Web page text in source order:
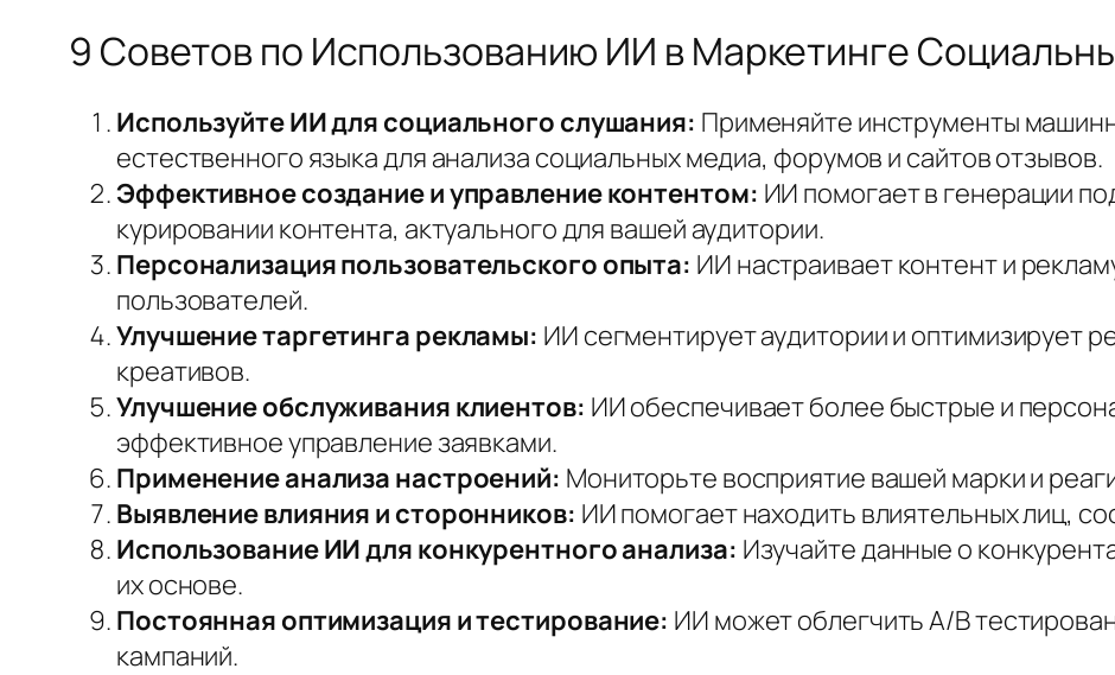
9 Советoв по Использованию ИИ в Маркетинге
Используйте ИИ для социального слушания: Применяйте инструменты
естественного языка для анализа социальных медиа, форумов и сайтов отзывов.
Эффективное создание и управление контентом: ИИ помогает в генерации
курировании контента, актуального для вашей аудитории.
Персонализация пользовательского опыта: ИИ настраивает контент и
пользователей.
Улучшение таргетинга рекламы: ИИ сегментирует аудитории и оптимизирует
креативов.
Улучшение обслуживания клиентов: ИИ обеспечивает более быстрые и
эффективное управление заявками.
Применение анализа настроений: Мониторьте восприятие вашей марки и
Выявление влияния и сторонников: ИИ помогает находить влиятельных лиц,
Использование ИИ для конкурентного анализа: Изучайте данные о
их основе.
Постоянная оптимизация и тестирование: ИИ может облегчить A/B
кампаний.